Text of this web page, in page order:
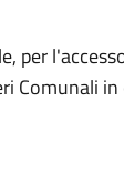
per
Comunali in